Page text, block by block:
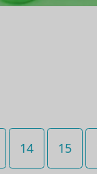
14 15